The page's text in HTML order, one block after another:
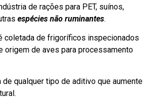
de rações para PET, suínos,
espécies não ruminantes.
coletada de frigoríficos inspecionados
origem de aves para processamento
de qualquer tipo de aditivo que aumente